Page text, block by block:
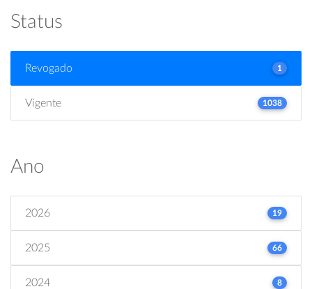
Status
Revogado 1
Vigente 1038
Ano
2026 19
2025 66
2024 8